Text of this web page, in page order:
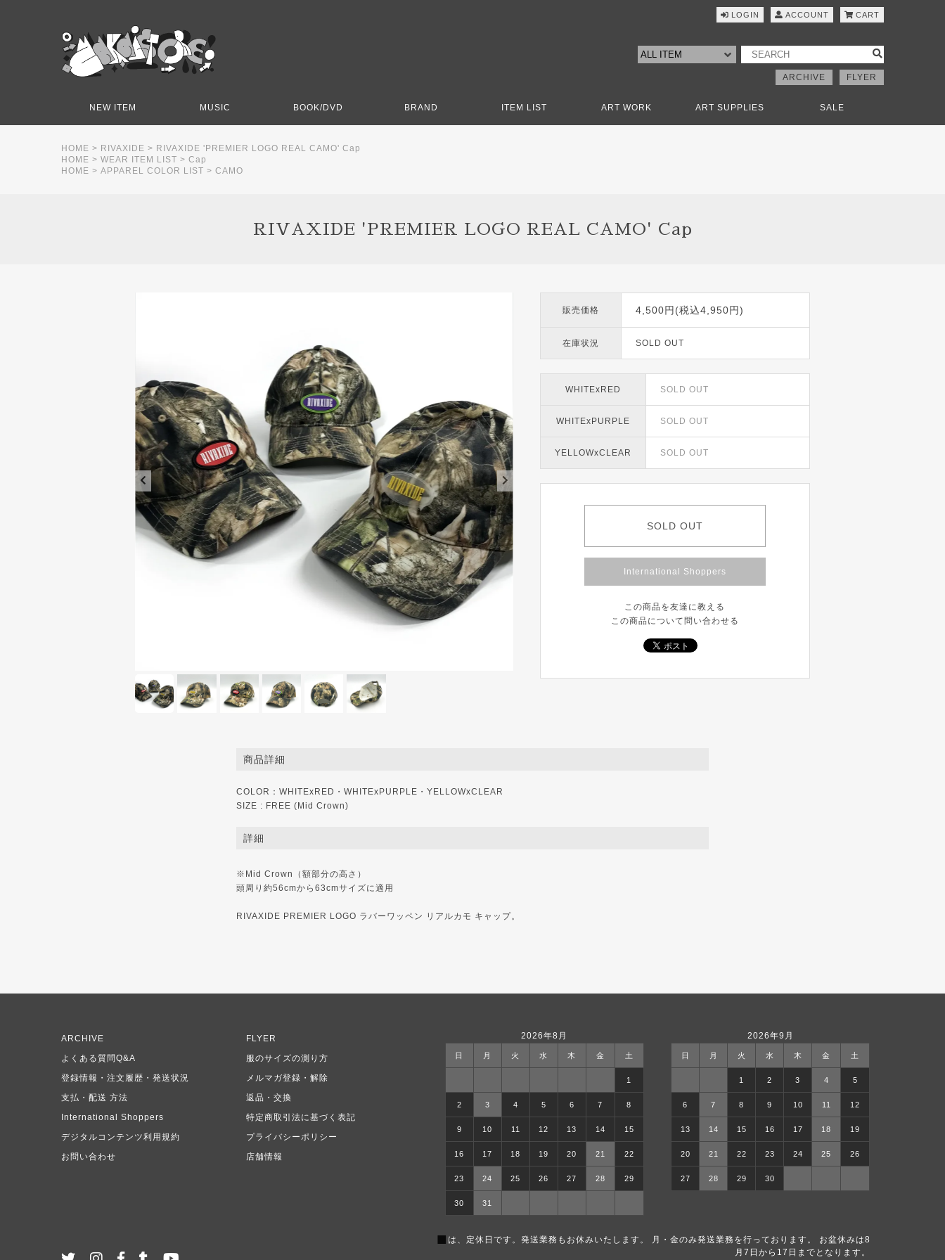
LOGIN ACCOUNT CART
ARCHIVE FLYER
NEW ITEM MUSIC BOOK/DVD BRAND ITEM LIST ART WORK ART SUPPLIES SALE
HOME > RIVAXIDE > RIVAXIDE 'PREMIER LOGO REAL CAMO' Cap
HOME > WEAR ITEM LIST > Cap
HOME > APPAREL COLOR LIST > CAMO
RIVAXIDE 'PREMIER LOGO REAL CAMO' Cap
商品詳細
COLOR：WHITExRED・WHITExPURPLE・YELLOWxCLEAR
SIZE : FREE (Mid Crown)
詳細
※Mid Crown（額部分の高さ）
頭周り約56cmから63cmサイズに適用
RIVAXIDE PREMIER LOGO ラバーワッペン リアルカモ キャップ。
販売価格 4,500円(税込4,950円)
在庫状況 SOLD OUT
WHITExRED SOLD OUT
WHITExPURPLE SOLD OUT
YELLOWxCLEAR SOLD OUT
SOLD OUT
International Shoppers
この商品を友達に教える
この商品について問い合わせる
2026年8月
日 月 火 水 木 金 土
1
2 3 4 5 6 7 8
9 10 11 12 13 14 15
16 17 18 19 20 21 22
23 24 25 26 27 28 29
30 31
2026年9月
日 月 火 水 木 金 土
1 2 3 4 5
6 7 8 9 10 11 12
13 14 15 16 17 18 19
20 21 22 23 24 25 26
27 28 29 30
■ は、定休日です。発送業務もお休みいたします。 月・金のみ発送業務を行っております。 お盆休みは8
月7日から17日までとなります。
ARCHIVE
FLYER
よくある質問Q&A
服のサイズの測り方
登録情報・注文履歴・発送状況
メルマガ登録・解除
支払・配送 方法
返品・交換
International Shoppers
特定商取引法に基づく表記
デジタルコンテンツ利用規約
プライバシーポリシー
お問い合わせ
店舗情報